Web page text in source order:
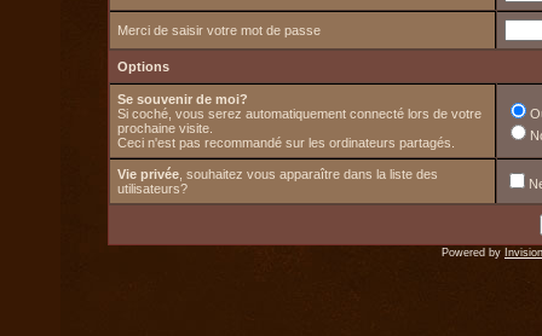
Merci de saisir votre mot de passe
Options
Se souvenir de moi?
Si coché, vous serez automatiquement connecté lors de votre
prochaine visite.
Ceci n'est pas recommandé sur les ordinateurs partagés.
Vie privée , souhaitez vous apparaître dans la liste des
utilisateurs?
Powered by